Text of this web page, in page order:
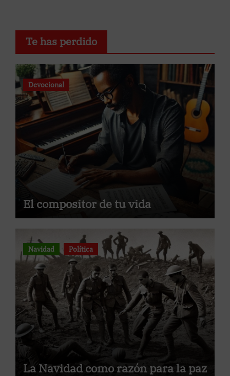
Te has perdido
Devocional
El compositor de tu vida
Navidad Política
La Navidad como razón para la paz